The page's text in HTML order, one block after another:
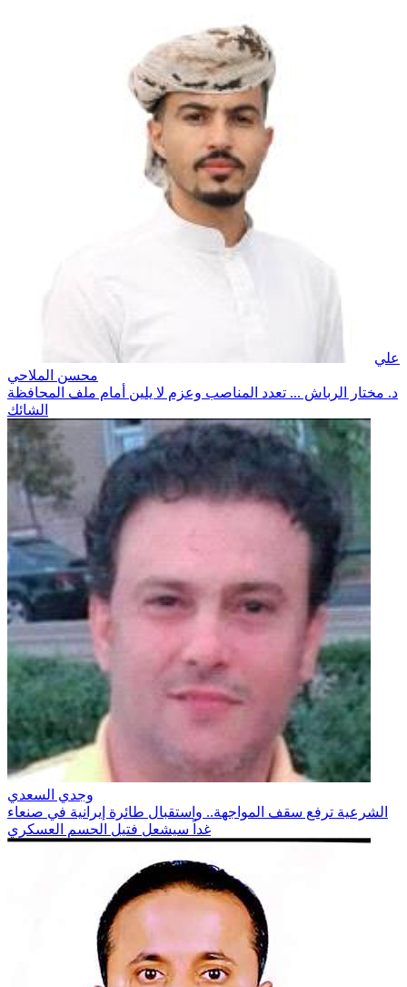
علي
محسن الملاحي
د. مختار الرباش ... تعدد المناصب وعزم لا يلين أمام ملف المحافظة
الشائك
وجدي السعدي
الشرعية ترفع سقف المواجهة.. واستقبال طائرة إيرانية في صنعاء
غداً سيشعل فتيل الحسم العسكري